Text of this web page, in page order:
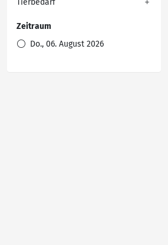
Tierbedarf
Zeitraum
Do., 06. August 2026